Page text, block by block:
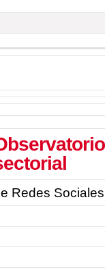
Redes Sociales